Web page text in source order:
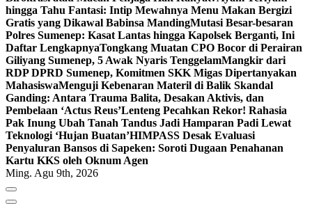
hingga Tahu Fantasi: Intip Mewahnya Menu Makan Bergizi
Gratis yang Dikawal Babinsa MandingMutasi Besar-besaran
Polres Sumenep: Kasat Lantas hingga Kapolsek Berganti, Ini
Daftar LengkapnyaTongkang Muatan CPO Bocor di Perairan
Giliyang Sumenep, 5 Awak Nyaris TenggelamMangkir dari
RDP DPRD Sumenep, Komitmen SKK Migas Dipertanyakan
MahasiswaMenguji Kebenaran Materil di Balik Skandal
Ganding: Antara Trauma Balita, Desakan Aktivis, dan
Pembelaan ‘Actus Reus’Lenteng Pecahkan Rekor! Rahasia
Pak Inung Ubah Tanah Tandus Jadi Hamparan Padi Lewat
Teknologi ‘Hujan Buatan’HIMPASS Desak Evaluasi
Penyaluran Bansos di Sapeken: Soroti Dugaan Penahanan
Kartu KKS oleh Oknum Agen
Ming. Agu 9th, 2026